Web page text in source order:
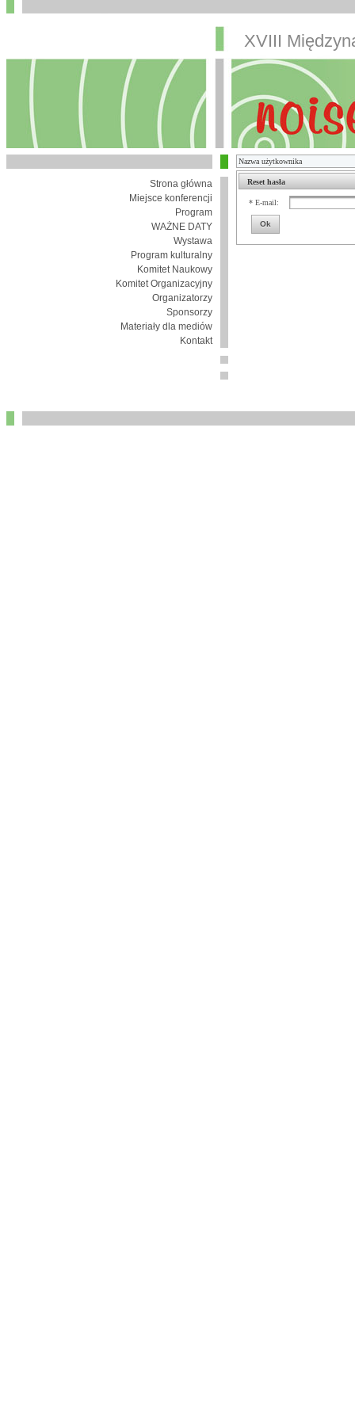
XVIII
Strona główna
Miejsce konferencji
Program
WAŻNE DATY
Wystawa
Program kulturalny
Komitet Naukowy
Komitet Organizacyjny
Organizatorzy
Sponsorzy
Materiały dla mediów
Kontakt
Reset hasła
* E-mail:
Ok